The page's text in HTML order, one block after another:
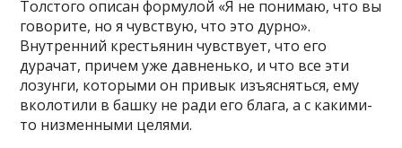
Толстого описан формулой «Я не понимаю, что вы
говорите, но я чувствую, что это дурно».
Внутренний крестьянин чувствует, что его
дурачат, причем уже давненько, и что все эти
лозунги, которыми он привык изъясняться, ему
вколотили в башку не ради его блага, а с какими-
то низменными целями.